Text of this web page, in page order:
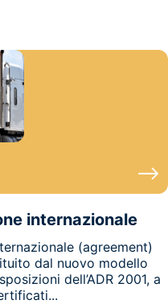
internazionale
(agreement)
dal nuovo modello
dell’ADR 2001, a